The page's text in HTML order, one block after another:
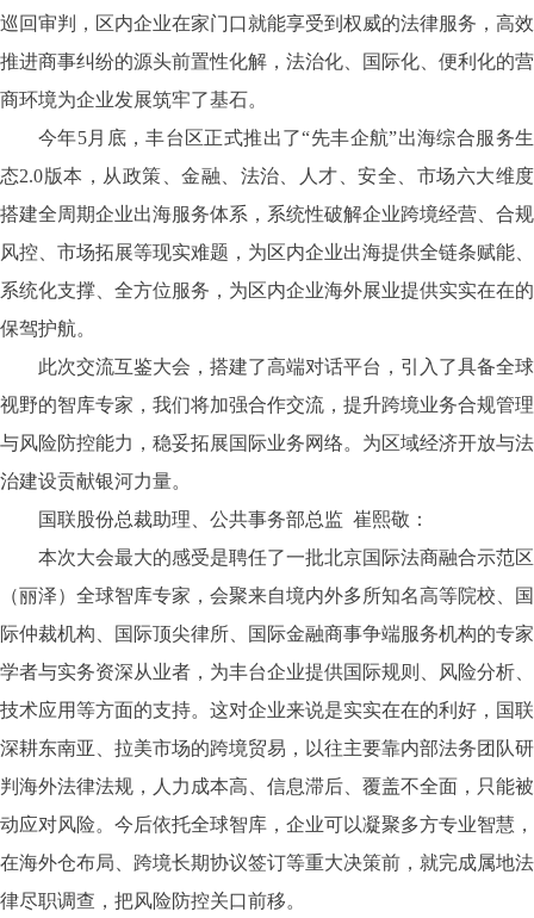
巡回审判，区内企业在家门口就能享受到权威的法律服务，高效
推进商事纠纷的源头前置性化解，法治化、国际化、便利化的营
商环境为企业发展筑牢了基石。
今年5月底，丰台区正式推出了“先丰企航”出海综合服务生
态2.0版本，从政策、金融、法治、人才、安全、市场六大维度
搭建全周期企业出海服务体系，系统性破解企业跨境经营、合规
风控、市场拓展等现实难题，为区内企业出海提供全链条赋能、
系统化支撑、全方位服务，为区内企业海外展业提供实实在在的
保驾护航。
此次交流互鉴大会，搭建了高端对话平台，引入了具备全球
视野的智库专家，我们将加强合作交流，提升跨境业务合规管理
与风险防控能力，稳妥拓展国际业务网络。为区域经济开放与法
治建设贡献银河力量。
国联股份总裁助理、公共事务部总监 崔熙敬：
本次大会最大的感受是聘任了一批北京国际法商融合示范区
（丽泽）全球智库专家，会聚来自境内外多所知名高等院校、国
际仲裁机构、国际顶尖律所、国际金融商事争端服务机构的专家
学者与实务资深从业者，为丰台企业提供国际规则、风险分析、
技术应用等方面的支持。这对企业来说是实实在在的利好，国联
深耕东南亚、拉美市场的跨境贸易，以往主要靠内部法务团队研
判海外法律法规，人力成本高、信息滞后、覆盖不全面，只能被
动应对风险。今后依托全球智库，企业可以凝聚多方专业智慧，
在海外仓布局、跨境长期协议签订等重大决策前，就完成属地法
律尽职调查，把风险防控关口前移。